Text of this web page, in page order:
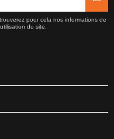
pour cela nos informations de
du site.